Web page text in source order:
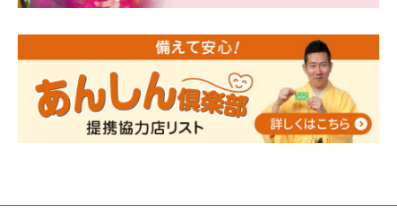
人形供養 寄付のご報告
2023/12/16終活なるほど教室＠小さな家族葬ハウ
ス®上鶴間 エンディングノートを書いてみよう！
2023/11/29 永田屋創業110周年記念式典 レンブラ
ントホテル東京町田